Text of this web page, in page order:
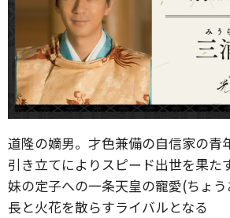
道隆の嫡男。才色兼備の自信家の青
引き立てによりスピード出世を果た
妹の定子への一条天皇の寵愛(ちょ
長と火花を散らすライバルとなる